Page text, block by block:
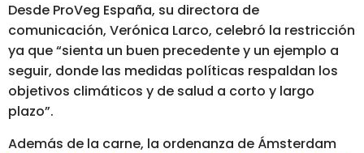
Desde ProVeg España, su directora de
comunicación, Verónica Larco, celebró la restricción
ya que “sienta un buen precedente y un ejemplo a
seguir, donde las medidas políticas respaldan los
objetivos climáticos y de salud a corto y largo
plazo”.
Además de la carne, la ordenanza de Ámsterdam